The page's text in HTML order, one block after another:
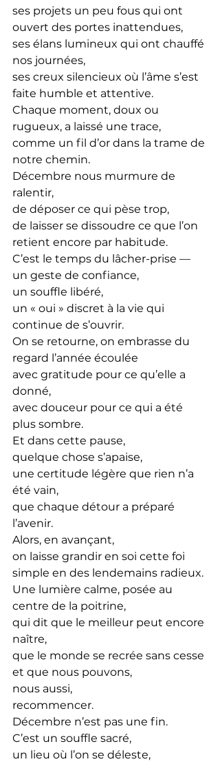
ses projets un peu fous qui ont
ouvert des portes inattendues,
ses élans lumineux qui ont chauffé
nos journées,
ses creux silencieux où l’âme s’est
faite humble et attentive.
Chaque moment, doux ou
rugueux, a laissé une trace,
comme un fil d’or dans la trame de
notre chemin.
Décembre nous murmure de
ralentir,
de déposer ce qui pèse trop,
de laisser se dissoudre ce que l’on
retient encore par habitude.
C’est le temps du lâcher-prise —
un geste de confiance,
un souffle libéré,
un « oui » discret à la vie qui
continue de s’ouvrir.
On se retourne, on embrasse du
regard l’année écoulée
avec gratitude pour ce qu’elle a
donné,
avec douceur pour ce qui a été
plus sombre.
Et dans cette pause,
quelque chose s’apaise,
une certitude légère que rien n’a
été vain,
que chaque détour a préparé
l’avenir.
Alors, en avançant,
on laisse grandir en soi cette foi
simple en des lendemains radieux.
Une lumière calme, posée au
centre de la poitrine,
qui dit que le meilleur peut encore
naître,
que le monde se recrée sans cesse
et que nous pouvons,
nous aussi,
recommencer.
Décembre n’est pas une fin.
C’est un souffle sacré,
un lieu où l’on se déleste,